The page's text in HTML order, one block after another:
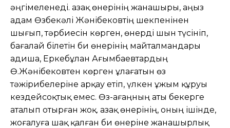
әңгімеленеді. Қазақ өнерінің жанашыры, аңыз
адам Өзбекәлі Жәнібековтің шекпенінен
шығып, тәрбиесін көрген, өнерді шын түсініп,
бағалай білетін би өнерінің майталмандары
Қадиша, Еркебұлан Ағымбаевтардың
Ө.Жәнібековтен көрген ұлағатын өз
тәжірибелеріне арқау етіп, үлкен ұжым құруы
кездейсоқтық емес. Өз-ағаңның аты бекерге
аталып отырған жоқ. Қазақ өнерінің, оның ішінде,
жоғалуға шақ қалған би өнеріне жанашырлық